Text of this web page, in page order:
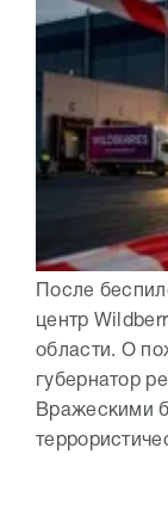
После
центр
области. О
губернатор
Вражескими